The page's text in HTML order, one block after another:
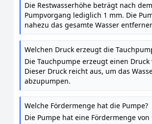
Die Restwasserhöhe beträgt nach dem
Pumpvorgang lediglich 1 mm. Die
nahezu das gesamte Wasser
Welchen Druck erzeugt die
Die Tauchpumpe erzeugt einen Druck
Dieser Druck reicht aus, um das
abzupumpen.
Welche Fördermenge hat die Pumpe?
Die Pumpe hat eine Fördermenge von